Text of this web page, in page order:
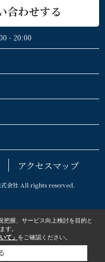
合わせする
- 20:00
アクセスマップ
会社 All rights reserved.
把握、サービス向上検討を目的と
す。
て」 をご確認ください。